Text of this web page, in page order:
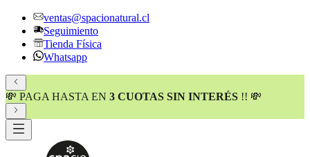
ventas@spacionatural.cl
Seguimiento
Tienda Física
Whatsapp
💸 PAGA HASTA EN 3 CUOTAS SIN INTERÉS !! 💸